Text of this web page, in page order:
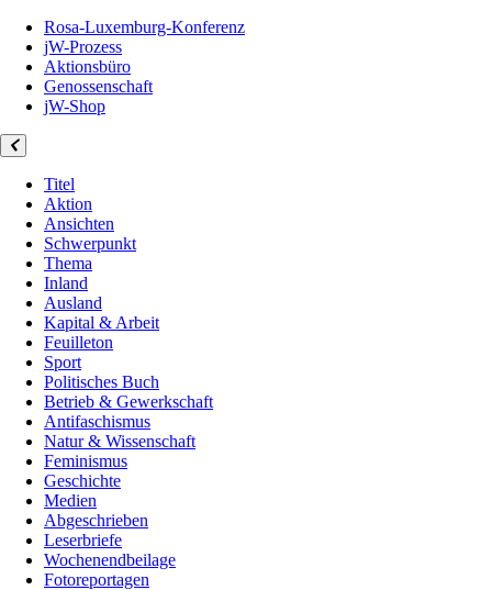
Rosa-Luxemburg-Konferenz
jW-Prozess
Aktionsbüro
Genossenschaft
jW-Shop
Titel
Aktion
Ansichten
Schwerpunkt
Thema
Inland
Ausland
Kapital & Arbeit
Feuilleton
Sport
Politisches Buch
Betrieb & Gewerkschaft
Antifaschismus
Natur & Wissenschaft
Feminismus
Geschichte
Medien
Abgeschrieben
Leserbriefe
Wochenendbeilage
Fotoreportagen